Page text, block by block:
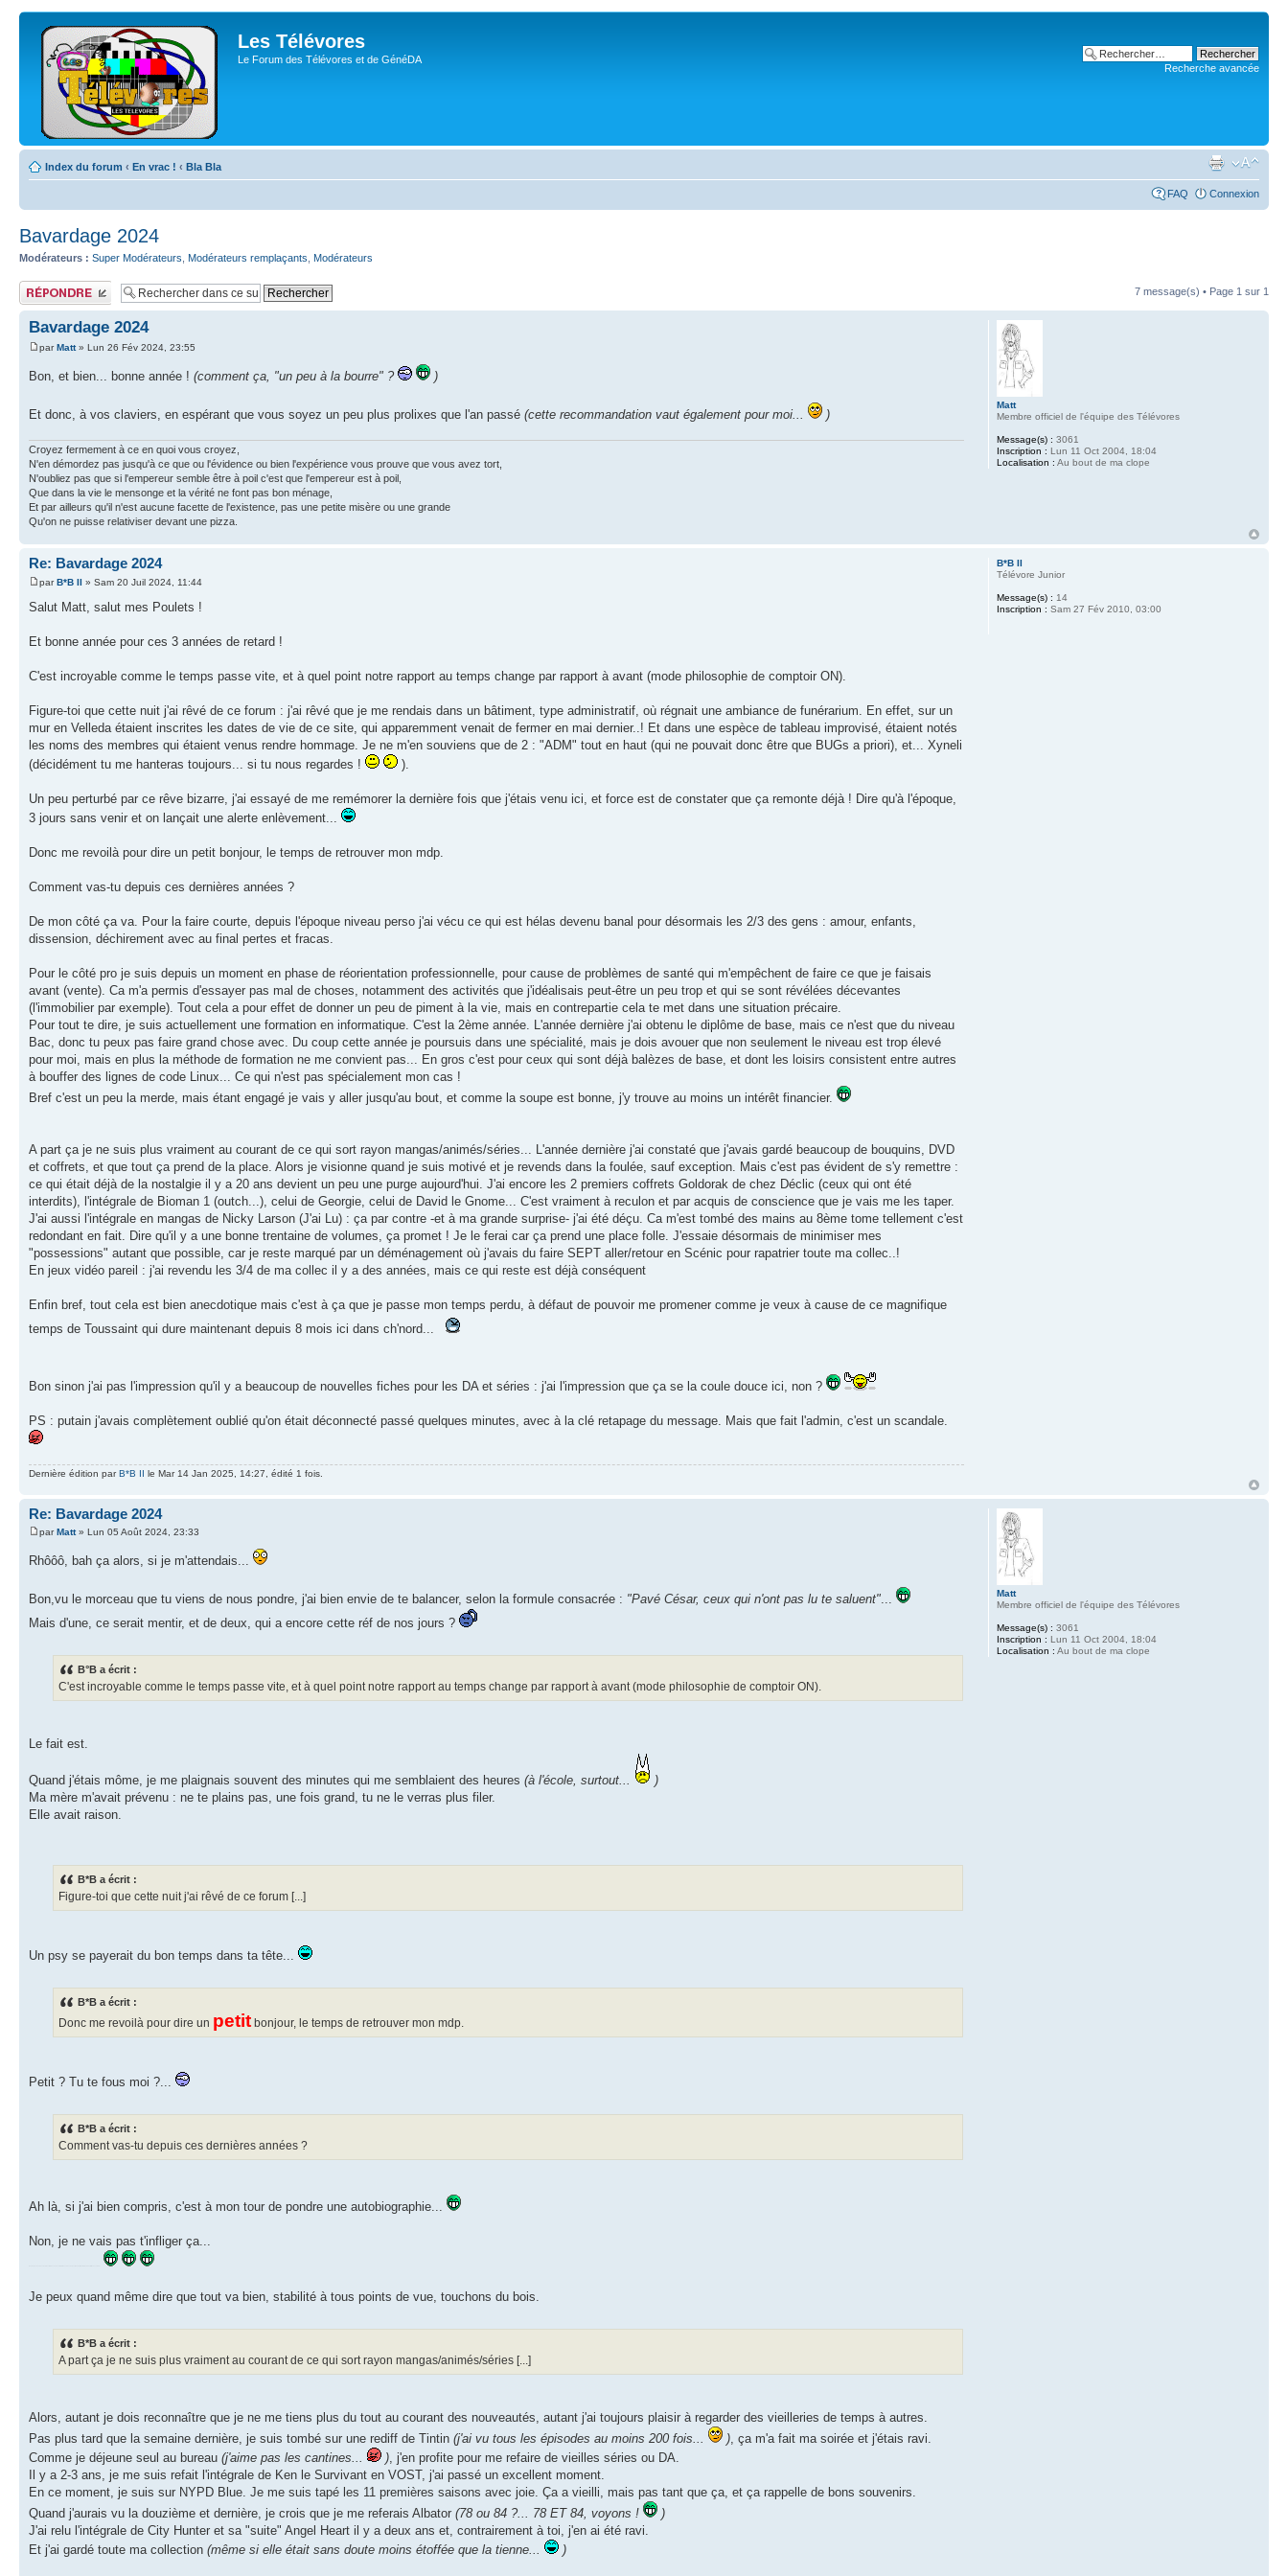
Les Télévores
Le Forum des Télévores et de GénéDA
Recherche avancée
Index du forum ‹ En vrac ! ‹ Bla Bla
FAQ Connexion
Bavardage 2024
Modérateurs : Super Modérateurs Modérateurs remplaçants Modérateurs
Publier une
réponse
7 message(s) • Page 1 sur 1
Bavardage 2024
parMatt» Lun 26 Fév 2024, 23:55
Bon, et bien... bonne année ! (comment ça, "un peu à la bourre" ? )
Et donc, à vos claviers, en espérant que vous soyez un peu plus prolixes que l'an passé (cette recommandation vaut également pour moi... )
Croyez fermement à ce en quoi vous croyez,
N'en démordez pas jusqu'à ce que ou l'évidence ou bien l'expérience vous prouve que vous avez tort,
N'oubliez pas que si l'empereur semble être à poil c'est que l'empereur est à poil,
Que dans la vie le mensonge et la vérité ne font pas bon ménage,
Et par ailleurs qu'il n'est aucune facette de l'existence, pas une petite misère ou une grande
Qu'on ne puisse relativiser devant une pizza.
Matt
Membre officiel de l'équipe des Télévores
Message(s) : 3061
Inscription : Lun 11 Oct 2004, 18:04
Localisation : Au bout de ma clope
Re: Bavardage 2024
parB*B II » Sam 20 Juil 2024, 11:44
Salut Matt, salut mes Poulets !
Et bonne année pour ces 3 années de retard !
C'est incroyable comme le temps passe vite, et à quel point notre rapport au temps change par rapport à avant (mode philosophie de comptoir ON).
Figure-toi que cette nuit j'ai rêvé de ce forum : j'ai rêvé que je me rendais dans un bâtiment, type administratif, où régnait une ambiance de funérarium. En effet, sur un
mur en Velleda étaient inscrites les dates de vie de ce site, qui apparemment venait de fermer en mai dernier..! Et dans une espèce de tableau improvisé, étaient notés
les noms des membres qui étaient venus rendre hommage. Je ne m'en souviens que de 2 : "ADM" tout en haut (qui ne pouvait donc être que BUGs a priori), et... Xyneli
(décidément tu me hanteras toujours... si tu nous regardes !
).
Un peu perturbé par ce rêve bizarre, j'ai essayé de me remémorer la dernière fois que j'étais venu ici, et force est de constater que ça remonte déjà ! Dire qu'à l'époque,
3 jours sans venir et on lançait une alerte enlèvement...
Donc me revoilà pour dire un petit bonjour, le temps de retrouver mon mdp.
Comment vas-tu depuis ces dernières années ?
De mon côté ça va. Pour la faire courte, depuis l'époque niveau perso j'ai vécu ce qui est hélas devenu banal pour désormais les 2/3 des gens : amour, enfants,
dissension, déchirement avec au final pertes et fracas.
Pour le côté pro je suis depuis un moment en phase de réorientation professionnelle, pour cause de problèmes de santé qui m'empêchent de faire ce que je faisais
avant (vente). Ca m'a permis d'essayer pas mal de choses, notamment des activités que j'idéalisais peut-être un peu trop et qui se sont révélées décevantes
(l'immobilier par exemple). Tout cela a pour effet de donner un peu de piment à la vie, mais en contrepartie cela te met dans une situation précaire.
Pour tout te dire, je suis actuellement une formation en informatique. C'est la 2ème année. L'année dernière j'ai obtenu le diplôme de base, mais ce n'est que du niveau
Bac, donc tu peux pas faire grand chose avec. Du coup cette année je poursuis dans une spécialité, mais je dois avouer que non seulement le niveau est trop élevé
pour moi, mais en plus la méthode de formation ne me convient pas... En gros c'est pour ceux qui sont déjà balèzes de base, et dont les loisirs consistent entre autres
à bouffer des lignes de code Linux... Ce qui n'est pas spécialement mon cas !
Bref c'est un peu la merde, mais étant engagé je vais y aller jusqu'au bout, et comme la soupe est bonne, j'y trouve au moins un intérêt financier.
A part ça je ne suis plus vraiment au courant de ce qui sort rayon mangas/animés/séries... L'année dernière j'ai constaté que j'avais gardé beaucoup de bouquins, DVD
et coffrets, et que tout ça prend de la place. Alors je visionne quand je suis motivé et je revends dans la foulée, sauf exception. Mais c'est pas évident de s'y remettre :
ce qui était déjà de la nostalgie il y a 20 ans devient un peu une purge aujourd'hui. J'ai encore les 2 premiers coffrets Goldorak de chez Déclic (ceux qui ont été
interdits), l'intégrale de Bioman 1 (outch...), celui de Georgie, celui de David le Gnome... C'est vraiment à reculon et par acquis de conscience que je vais me les taper.
J'ai aussi l'intégrale en mangas de Nicky Larson (J'ai Lu) : ça par contre -et à ma grande surprise- j'ai été déçu. Ca m'est tombé des mains au 8ème tome tellement c'est
redondant en fait. Dire qu'il y a une bonne trentaine de volumes, ça promet ! Je le ferai car ça prend une place folle. J'essaie désormais de minimiser mes
"possessions" autant que possible, car je reste marqué par un déménagement où j'avais du faire SEPT aller/retour en Scénic pour rapatrier toute ma collec..!
En jeux vidéo pareil : j'ai revendu les 3/4 de ma collec il y a des années, mais ce qui reste est déjà conséquent
Enfin bref, tout cela est bien anecdotique mais c'est à ça que je passe mon temps perdu, à défaut de pouvoir me promener comme je veux à cause de ce magnifique
temps de Toussaint qui dure maintenant depuis 8 mois ici dans ch'nord...
Bon sinon j'ai pas l'impression qu'il y a beaucoup de nouvelles fiches pour les DA et séries : j'ai l'impression que ça se la coule douce ici, non ?
PS : putain j'avais complètement oublié qu'on était déconnecté passé quelques minutes, avec à la clé retapage du message. Mais que fait l'admin, c'est un scandale.
Dernière édition parB*B II le Mar 14 Jan 2025, 14:27, édité 1 fois.
B*B II
Télévore Junior
Message(s) : 14
Inscription : Sam 27 Fév 2010, 03:00
Re: Bavardage 2024
parMatt» Lun 05 Août 2024, 23:33
Rhôôô, bah ça alors, si je m'attendais...
Bon,vu le morceau que tu viens de nous pondre, j'ai bien envie de te balancer, selon la formule consacrée : "Pavé César, ceux qui n'ont pas lu te saluent"...
Mais d'une, ce serait mentir, et de deux, qui a encore cette réf de nos jours ?
B°B a écrit :
C'est incroyable comme le temps passe vite, et à quel point notre rapport au temps change par rapport à avant (mode philosophie de comptoir ON).
Le fait est.
Quand j'étais môme, je me plaignais souvent des minutes qui me semblaient des heures (à l'école, surtout...
)
Ma mère m'avait prévenu : ne te plains pas, une fois grand, tu ne le verras plus filer.
Elle avait raison.
B*B a écrit :
Figure-toi que cette nuit j'ai rêvé de ce forum [...]
Un psy se payerait du bon temps dans ta tête...
B*B a écrit :
Donc me revoilà pour dire un petit bonjour, le temps de retrouver mon mdp.
Petit ? Tu te fous moi ?...
B*B a écrit :
Comment vas-tu depuis ces dernières années ?
Ah là, si j'ai bien compris, c'est à mon tour de pondre une autobiographie...
Non, je ne vais pas t'infliger ça...
Je peux quand même dire que tout va bien, stabilité à tous points de vue, touchons du bois.
B*B a écrit :
A part ça je ne suis plus vraiment au courant de ce qui sort rayon mangas/animés/séries [...]
Alors, autant je dois reconnaître que je ne me tiens plus du tout au courant des nouveautés, autant j'ai toujours plaisir à regarder des vieilleries de temps à autres.
Pas plus tard que la semaine dernière, je suis tombé sur une rediff de Tintin (j'ai vu tous les épisodes au moins 200 fois... ), ça m'a fait ma soirée et j'étais ravi.
Comme je déjeune seul au bureau (j'aime pas les cantines... ), j'en profite pour me refaire de vieilles séries ou DA.
Il y a 2-3 ans, je me suis refait l'intégrale de Ken le Survivant en VOST, j'ai passé un excellent moment.
En ce moment, je suis sur NYPD Blue. Je me suis tapé les 11 premières saisons avec joie. Ça a vieilli, mais pas tant que ça, et ça rappelle de bons souvenirs.
Quand j'aurais vu la douzième et dernière, je crois que je me referais Albator (78 ou 84 ?... 78 ET 84, voyons !
)
J'ai relu l'intégrale de City Hunter et sa "suite" Angel Heart il y a deux ans et, contrairement à toi, j'en ai été ravi.
Et j'ai gardé toute ma collection (même si elle était sans doute moins étoffée que la tienne... )
Matt
Membre officiel de l'équipe des Télévores
Message(s) : 3061
Inscription : Lun 11 Oct 2004, 18:04
Localisation : Au bout de ma clope